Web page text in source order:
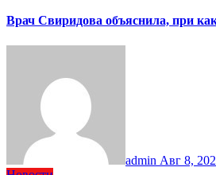
Врач Свиридова объяснила, при
admin Авг 8,